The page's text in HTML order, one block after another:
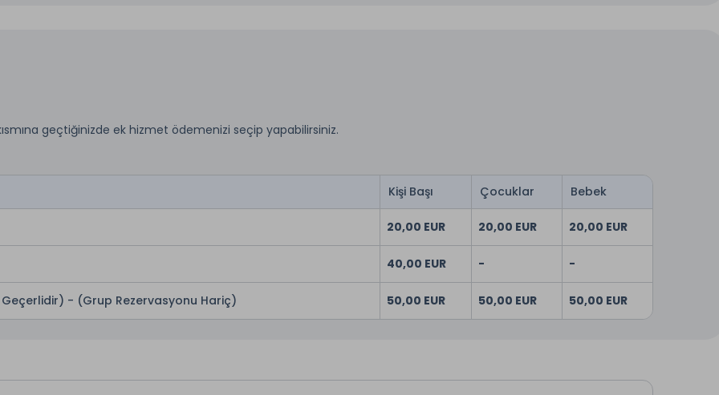
geçtiğinizde ek hizmet ödemenizi seçip yapabilirsiniz.
Kişi Başı Çocuklar Bebek
20,00 EUR 20,00 EUR 20,00 EUR
40,00 EUR - -
- (Grup Rezervasyonu Hariç) 50,00 EUR 50,00 EUR 50,00 EUR